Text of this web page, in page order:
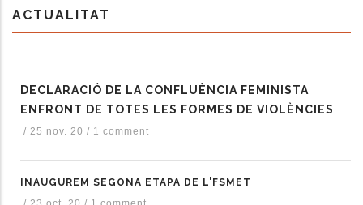
ACTUALITAT
DECLARACIÓ DE LA CONFLUÈNCIA FEMINISTA
ENFRONT DE TOTES LES FORMES DE VIOLÈNCIES
/ 25 nov. 20 / 1 comment
INAUGUREM SEGONA ETAPA DE L'FSMET